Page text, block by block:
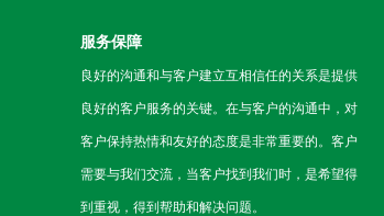
服务保障
良好的沟通和与客户建立互相信任的关系是提供
良好的客户服务的关键。在与客户的沟通中，对
客户保持热情和友好的态度是非常重要的。客户
需要与我们交流，当客户找到我们时，是希望得
到重视，得到帮助和解决问题。